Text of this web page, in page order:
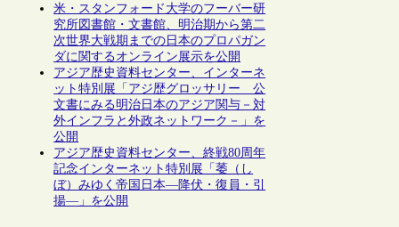
米・スタンフォード大学のフーバー研
究所図書館・文書館、明治期から第二
次世界大戦期までの日本のプロパガン
ダに関するオンライン展示を公開
アジア歴史資料センター、インターネ
ット特別展「アジ歴グロッサリー 公
文書にみる明治日本のアジア関与－対
外インフラと外政ネットワーク－」を
公開
アジア歴史資料センター、終戦80周年
記念インターネット特別展「萎（し
ぼ）みゆく帝国日本―降伏・復員・引
揚―」を公開